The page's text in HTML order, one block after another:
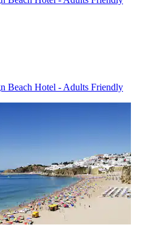
Beach Hotel - Adults Friendly